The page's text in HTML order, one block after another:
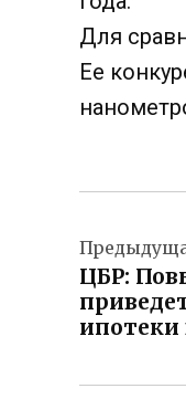
Для
Ее
по
ЦБР:
ипотеки